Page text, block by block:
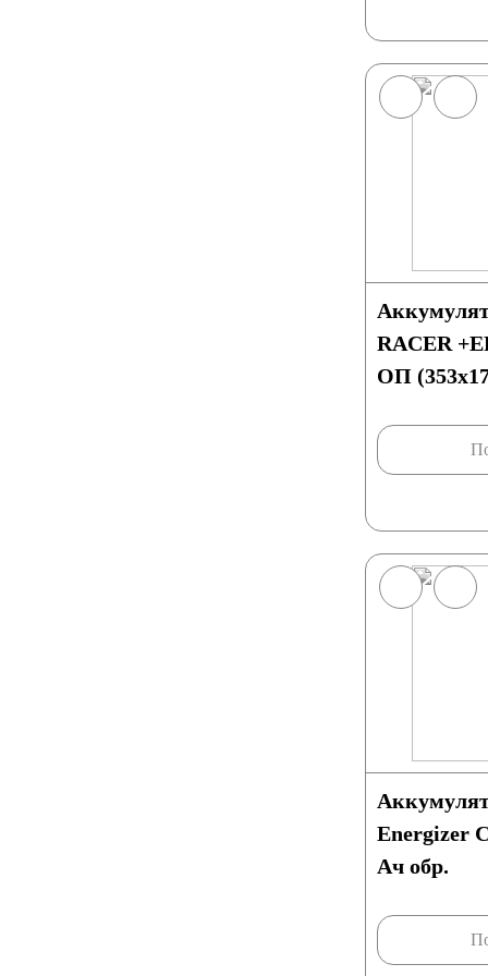
Мотобуксировщики
17 А/ч 18
Аккумуляторы для лодок, катеров, яхт
Аккумуляторы для лодочных электромоторов
RACER
ОП
Energizer
Ач обр.